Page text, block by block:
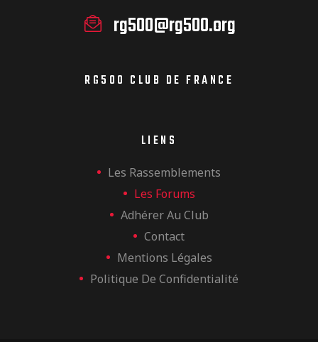
rg500@rg500.org
RG500 CLUB DE FRANCE
LIENS
Les Rassemblements
Les Forums
Adhérer Au Club
Contact
Mentions Légales
Politique De Confidentialité